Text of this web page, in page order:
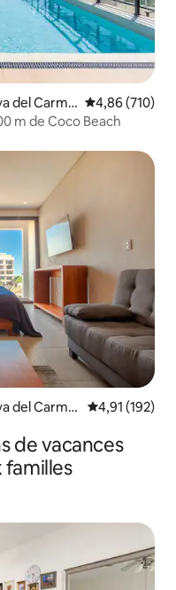
del Carme Évaluation
4,86 (710)
m de Coco Beach
del Carme
Évaluation
4,91 (192)
de vacances
familles